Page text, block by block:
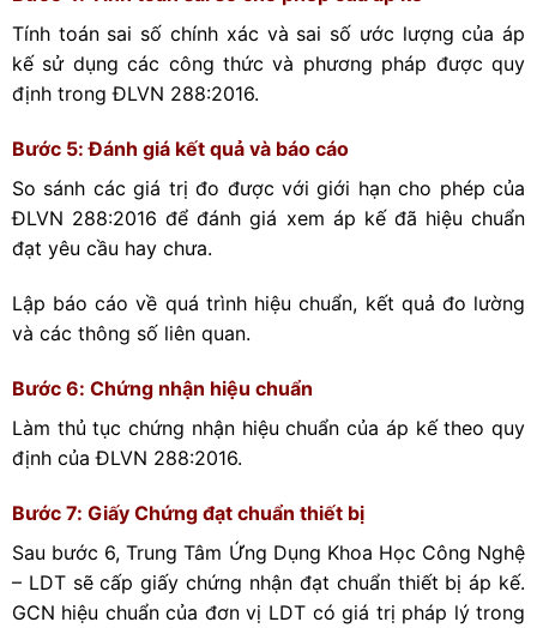
Tính toán sai số chính xác và sai số ước lượng của áp
kế sử dụng các công thức và phương pháp được quy
định trong ĐLVN 288:2016.
Bước 5: Đánh giá kết quả và báo cáo
So sánh các giá trị đo được với giới hạn cho phép của
ĐLVN 288:2016 để đánh giá xem áp kế đã hiệu chuẩn
đạt yêu cầu hay chưa.
Lập báo cáo về quá trình hiệu chuẩn, kết quả đo lường
và các thông số liên quan.
Bước 6: Chứng nhận hiệu chuẩn
Làm thủ tục chứng nhận hiệu chuẩn của áp kế theo quy
định của ĐLVN 288:2016.
Bước 7: Giấy Chứng đạt chuẩn thiết bị
Sau bước 6, Trung Tâm Ứng Dụng Khoa Học Công Nghệ
– LDT sẽ cấp giấy chứng nhận đạt chuẩn thiết bị áp kế.
GCN hiệu chuẩn của đơn vị LDT có giá trị pháp lý trong